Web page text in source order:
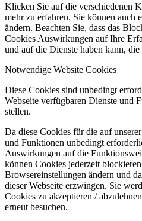
Klicken Sie auf die verschiedenen
mehr zu erfahren. Sie können auch
ändern. Beachten Sie, dass das
Cookies Auswirkungen auf Ihre
und auf die Dienste haben kann,
Notwendige Website Cookies
Diese Cookies sind unbedingt
Webseite verfügbaren Dienste und
stellen.
Da diese Cookies für die auf
und Funktionen unbedingt
Auswirkungen auf die
können Cookies jederzeit
Browsereinstellungen ändern und
dieser Webseite erzwingen. Sie
Cookies zu akzeptieren /
erneut besuchen.